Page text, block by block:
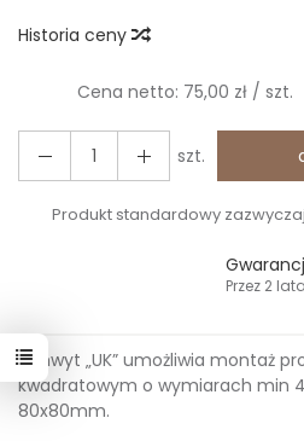
Historia ceny
Cena netto: 75,00 zł / szt.
szt.
Produkt standardowy
Przez 2 lata
Uchwyt „UK” umożliwia montaż
kwadratowym o wymiarach min
80x80mm.